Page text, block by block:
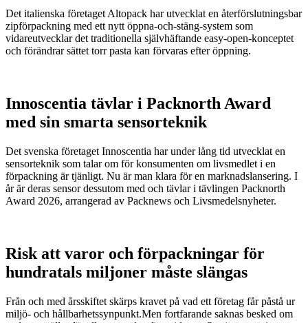
Det italienska företaget Altopack har utvecklat en återförslutningsbar
zipförpackning med ett nytt öppna-och-stäng-system som
vidareutvecklar det traditionella självhäftande easy-open-konceptet
och förändrar sättet torr pasta kan förvaras efter öppning.
Innoscentia tävlar i Packnorth Award
med sin smarta sensorteknik
Det svenska företaget Innoscentia har under lång tid utvecklat en
sensorteknik som talar om för konsumenten om livsmedlet i en
förpackning är tjänligt. Nu är man klara för en marknadslansering. I
år är deras sensor dessutom med och tävlar i tävlingen Packnorth
Award 2026, arrangerad av Packnews och Livsmedelsnyheter.
Risk att varor och förpackningar för
hundratals miljoner måste slängas
Från och med årsskiftet skärps kravet på vad ett företag får påstå ur
miljö- och hållbarhetssynpunkt.Men fortfarande saknas besked om